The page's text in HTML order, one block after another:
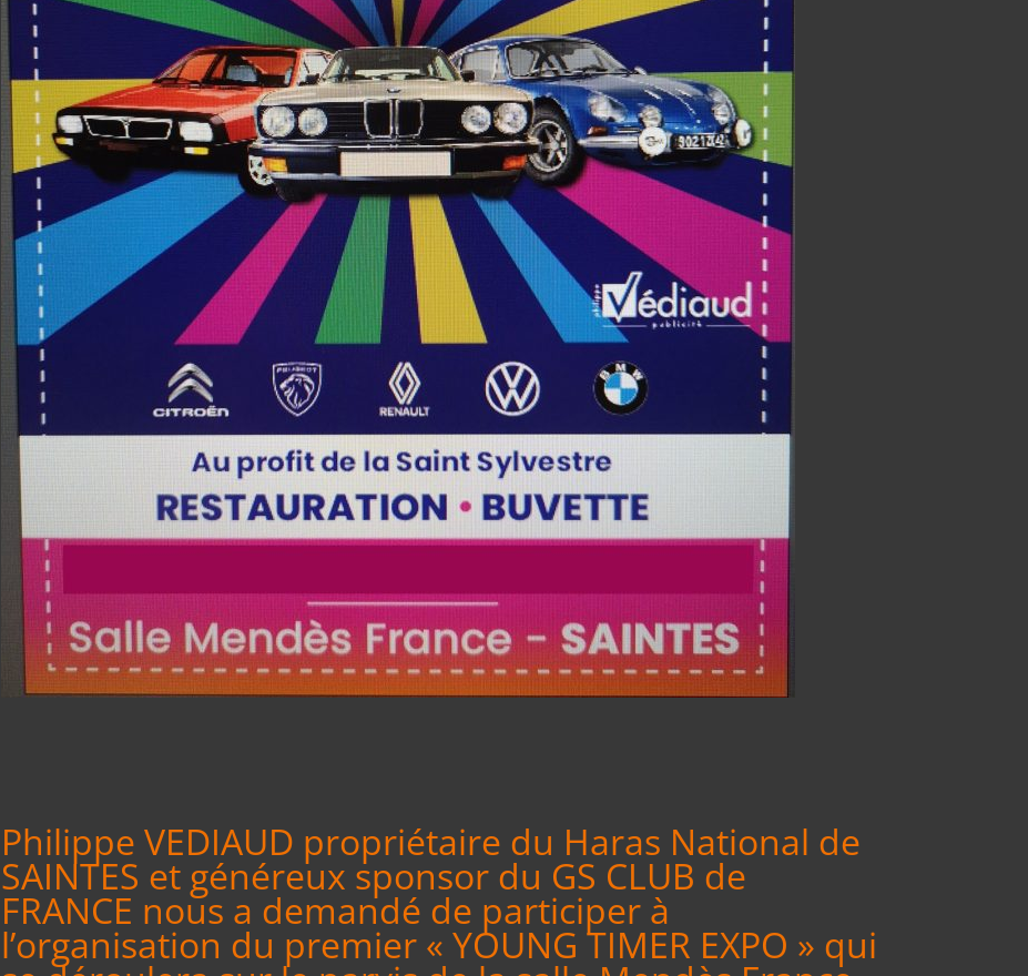
Philippe VEDIAUD propriétaire du Haras National de
SAINTES et généreux sponsor du GS CLUB de
FRANCE nous a demandé de participer à
l’organisation du premier « YOUNG TIMER EXPO » qui